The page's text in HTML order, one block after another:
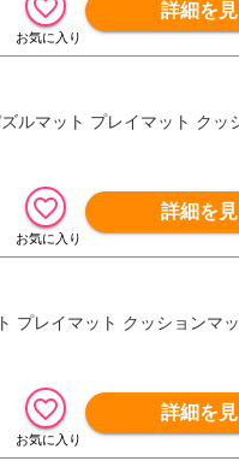
詳細を
ルマット プレイマット クッ
詳細を
プレイマット クッションマ
詳細を